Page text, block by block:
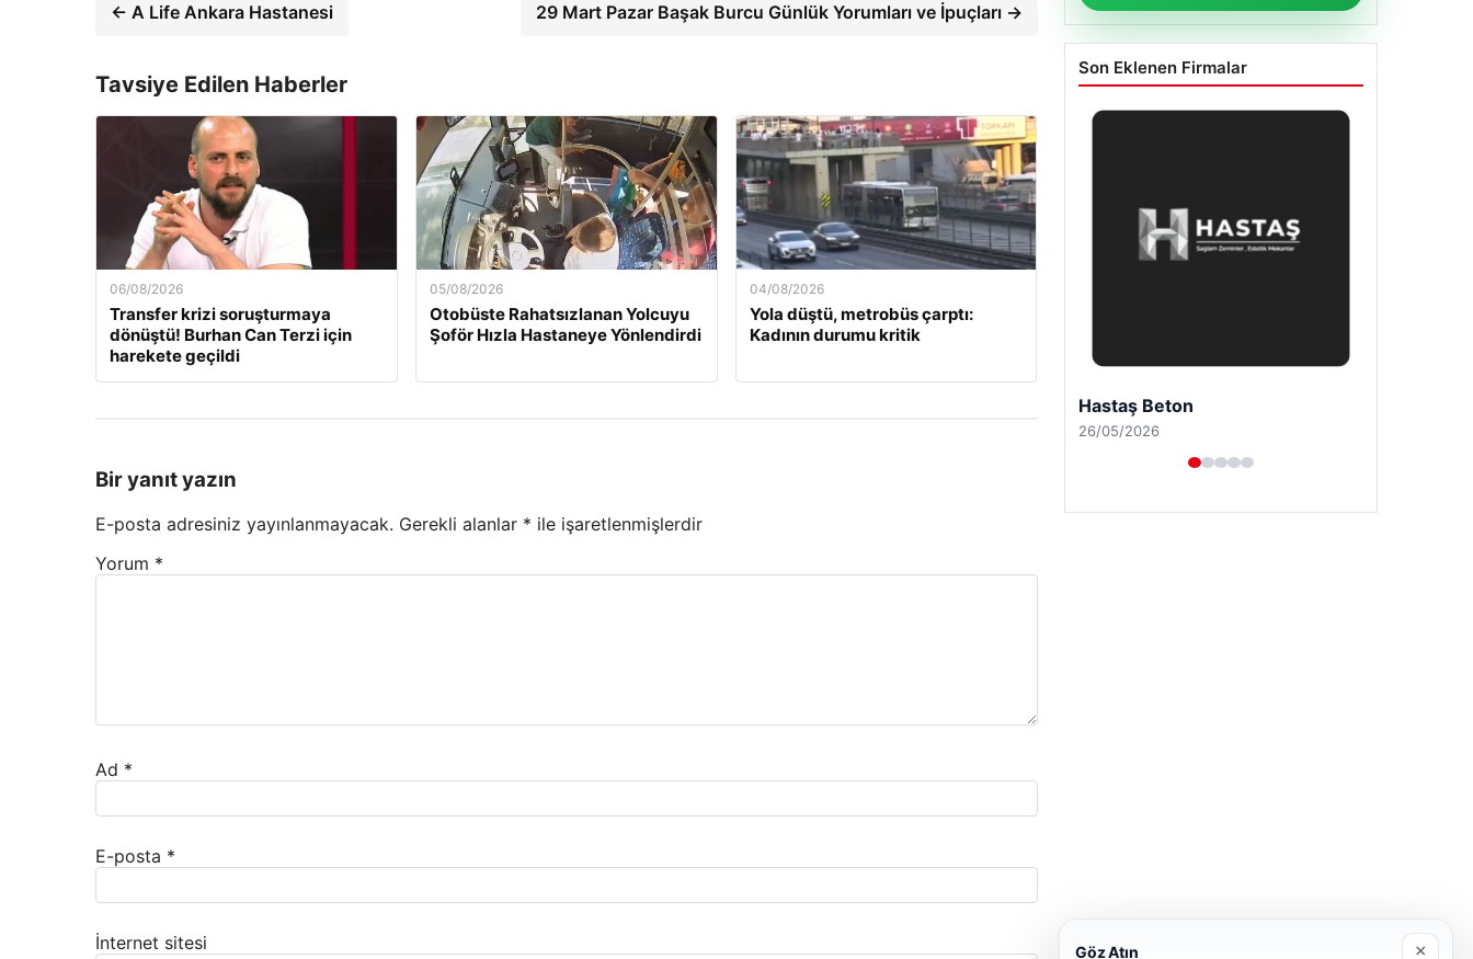
← A Life Ankara Hastanesi 29 Mart Pazar Başak Burcu Günlük Yorumları ve İpuçları →
Tavsiye Edilen Haberler
06/08/2026
Transfer krizi soruşturmaya
dönüştü! Burhan Can Terzi için
harekete geçildi
05/08/2026
Otobüste Rahatsızlanan Yolcuyu
Şoför Hızla Hastaneye Yönlendirdi
04/08/2026
Yola düştü, metrobüs çarptı:
Kadının durumu kritik
Bir yanıt yazın
E-posta adresiniz yayınlanmayacak. Gerekli alanlar * ile işaretlenmişlerdir
Yorum *
Ad *
E-posta *
İnternet sitesi
Son Eklenen Firmalar
Enes Kaplan Avukatlık Bürosu
28/04/2026
Göz Atın ×